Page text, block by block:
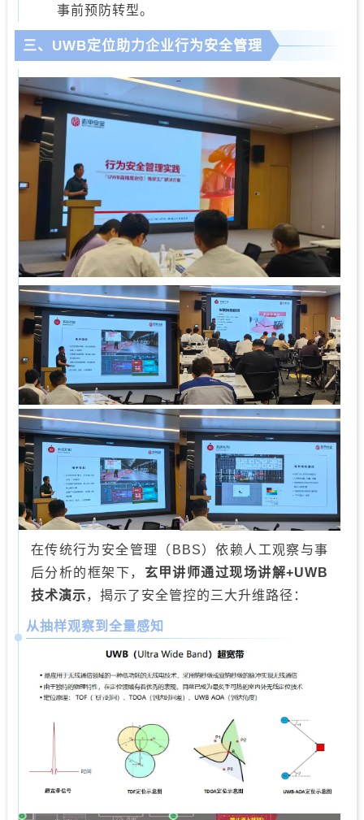
事前预防转型。
三、 UWB定位助力企业行为安全管理
在传统行为安全管理（BBS）依赖人工观察与事
后分析的框架下， 玄甲讲师通过现场讲解+UWB
技术演示，揭示了安全管控的三大升维路径：
从抽样观察到全量感知